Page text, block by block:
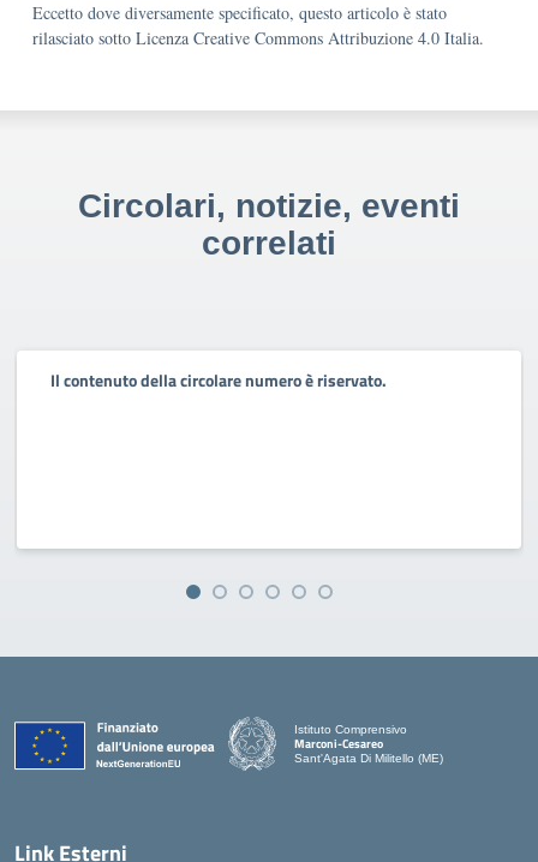
Eccetto dove diversamente specificato, questo articolo è stato
rilasciato sotto Licenza Creative Commons Attribuzione 4.0 Italia.
Circolari, notizie, eventi
correlati
Il contenuto della circolare numero è riservato.
Istituto Comprensivo
Marconi-Cesareo
Sant'Agata Di Militello (ME)
Link Esterni